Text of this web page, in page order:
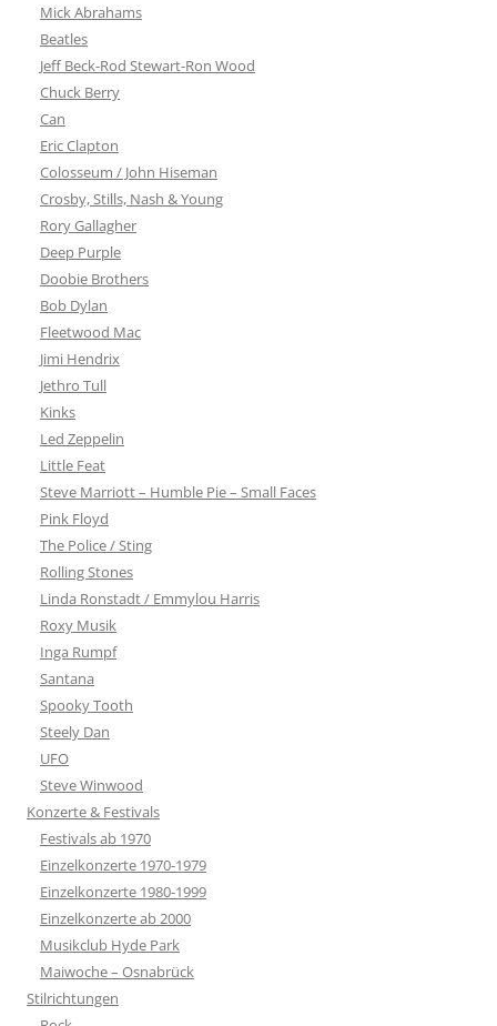
Mick Abrahams
Beatles
Jeff Beck-Rod Stewart-Ron Wood
Chuck Berry
Can
Eric Clapton
Colosseum / John Hiseman
Crosby, Stills, Nash & Young
Rory Gallagher
Deep Purple
Doobie Brothers
Bob Dylan
Fleetwood Mac
Jimi Hendrix
Jethro Tull
Kinks
Led Zeppelin
Little Feat
Steve Marriott – Humble Pie – Small Faces
Pink Floyd
The Police / Sting
Rolling Stones
Linda Ronstadt / Emmylou Harris
Roxy Musik
Inga Rumpf
Santana
Spooky Tooth
Steely Dan
UFO
Steve Winwood
Konzerte & Festivals
Festivals ab 1970
Einzelkonzerte 1970-1979
Einzelkonzerte 1980-1999
Einzelkonzerte ab 2000
Musikclub Hyde Park
Maiwoche – Osnabrück
Stilrichtungen